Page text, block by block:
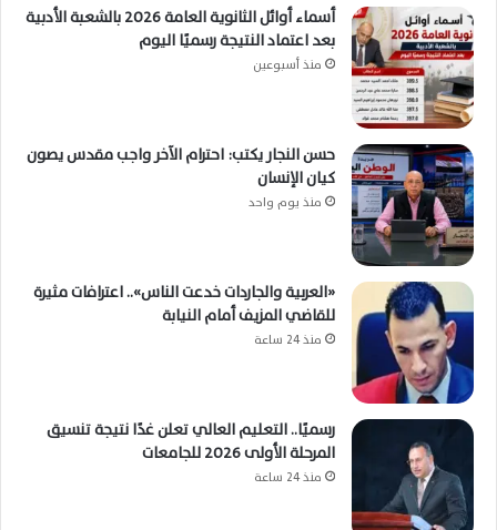
أسماء أوائل الثانوية العامة 2026 بالشعبة الأدبية
بعد اعتماد النتيجة رسميًا اليوم
منذ أسبوعين
حسن النجار يكتب: احترام الآخر واجب مقدس يصون
كيان الإنسان
منذ يوم واحد
«العربية والجاردات خدعت الناس».. اعترافات مثيرة
للقاضي المزيف أمام النيابة
منذ 24 ساعة
رسميًا.. التعليم العالي تعلن غدًا نتيجة تنسيق
المرحلة الأولى 2026 للجامعات
منذ 24 ساعة